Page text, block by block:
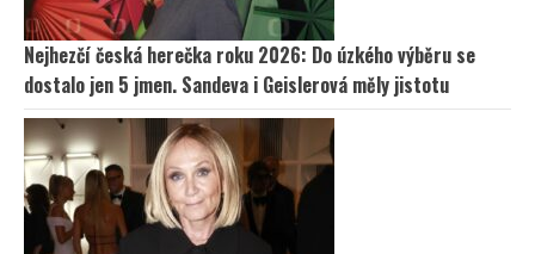
Nejhezčí česká herečka roku 2026: Do úzkého výběru se
dostalo jen 5 jmen. Sandeva i Geislerová měly jistotu